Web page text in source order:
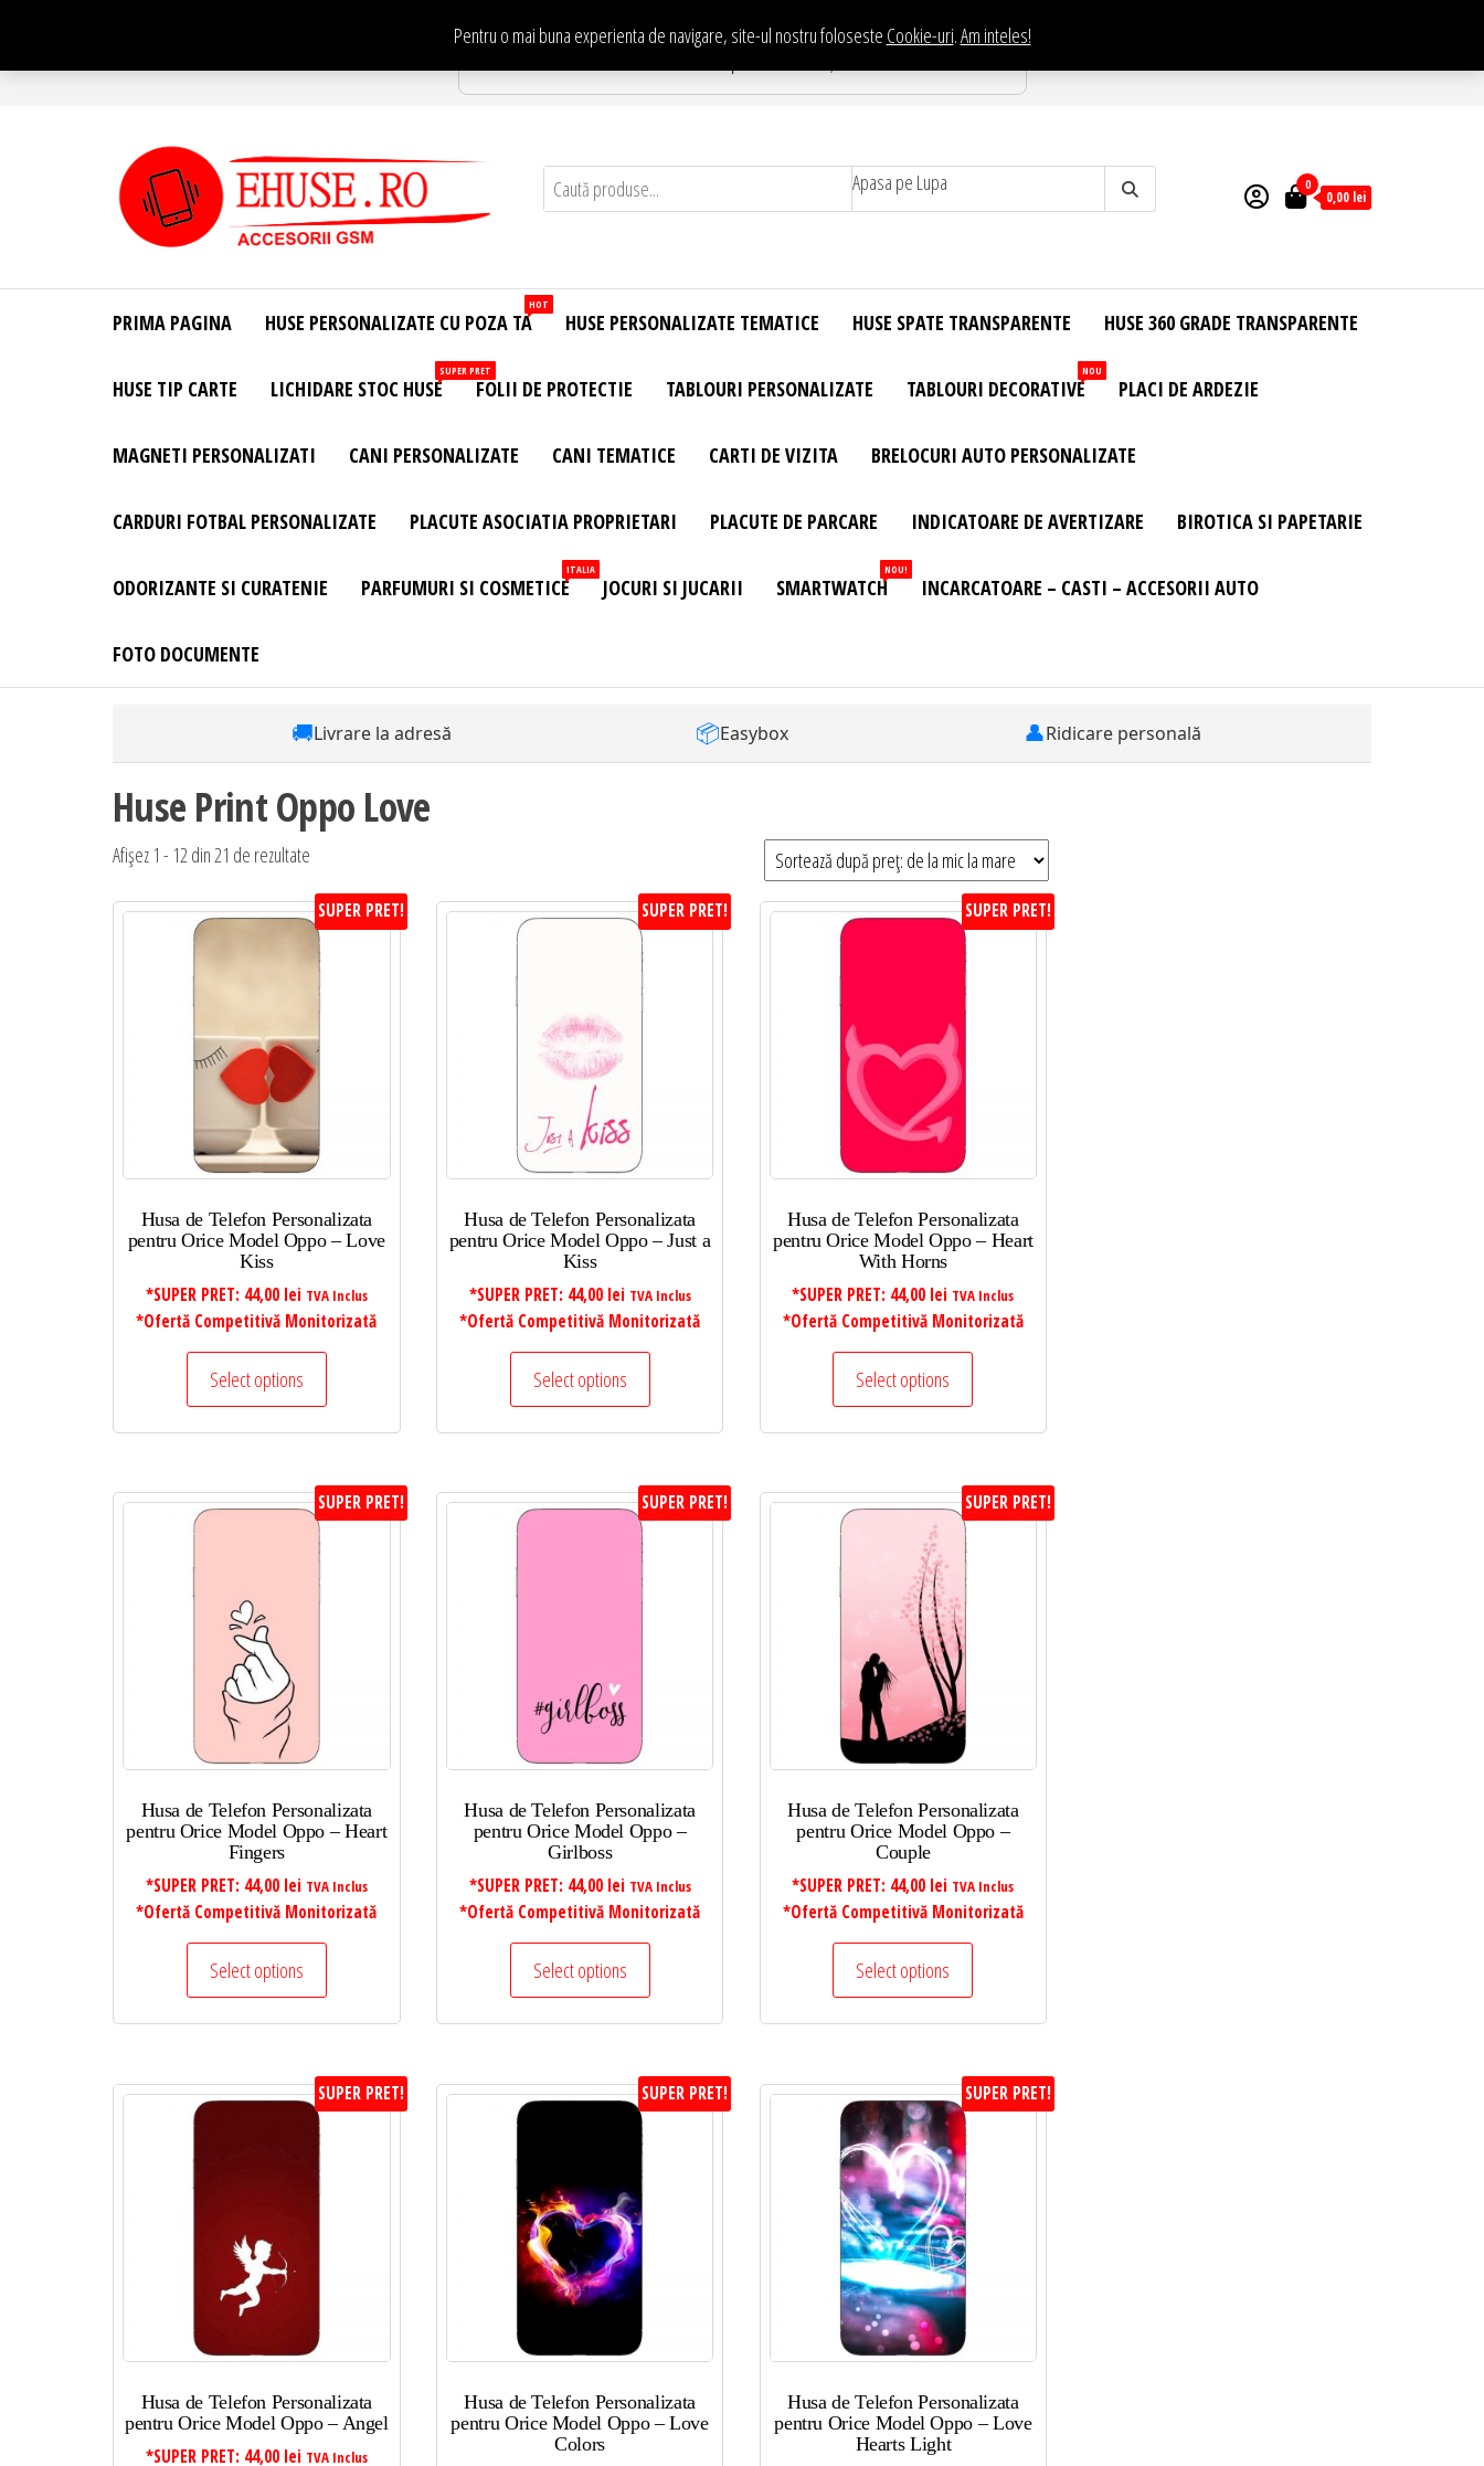
conținut
Pentru o mai buna experienta de navigare, site-ul nostru foloseste Cookie-uri.Am inteles!
Te asteptam in Showroom eHuse.ro
Site Oficial .
Huse
Personalizate
Huse
Personalizate
Telefon –
– Accesorii
Apasa pe Lupa 0
0,00 lei
PRIMA PAGINA HUSE PERSONALIZATE CU POZA TA
HOT
HUSE PERSONALIZATE TEMATICE HUSE SPATE TRANSPARENTE HUSE 360 GRADE TRANSPARENTE
HUSE TIP CARTE LICHIDARE STOC HUSE
SUPER PRET
FOLII DE PROTECTIE TABLOURI PERSONALIZATE TABLOURI DECORATIVE
NOU
PLACI DE ARDEZIE
MAGNETI PERSONALIZATI CANI PERSONALIZATE CANI TEMATICE CARTI DE VIZITA BRELOCURI AUTO PERSONALIZATE
CARDURI FOTBAL PERSONALIZATE PLACUTE ASOCIATIA PROPRIETARI PLACUTE DE PARCARE INDICATOARE DE AVERTIZARE BIROTICA SI PAPETARIE
ODORIZANTE SI CURATENIE PARFUMURI SI COSMETICE
ITALIA
JOCURI SI JUCARII SMARTWATCH
NOU!
INCARCATOARE – CASTI – ACCESORII AUTO
FOTO DOCUMENTE
🚚Livrare la adresă 📦Easybox 👤Ridicare personală
Huse Print Oppo Love
Afișez 1 - 12 din 21 de rezultate
preț:
de
la
mic
la
mare
SUPER PRET!
Husa de Telefon Personalizata
pentru Orice Model Oppo – Love
Kiss
*SUPER PRET: 44,00 lei TVA Inclus
*Ofertă Competitivă Monitorizată
Select options
SUPER PRET!
Husa de Telefon Personalizata
pentru Orice Model Oppo – Just a
Kiss
*SUPER PRET: 44,00 lei TVA Inclus
*Ofertă Competitivă Monitorizată
Select options
SUPER PRET!
Husa de Telefon Personalizata
pentru Orice Model Oppo – Heart
With Horns
*SUPER PRET: 44,00 lei TVA Inclus
*Ofertă Competitivă Monitorizată
Select options
SUPER PRET!
Husa de Telefon Personalizata
pentru Orice Model Oppo – Heart
Fingers
*SUPER PRET: 44,00 lei TVA Inclus
*Ofertă Competitivă Monitorizată
Select options
SUPER PRET!
Husa de Telefon Personalizata
pentru Orice Model Oppo –
Girlboss
*SUPER PRET: 44,00 lei TVA Inclus
*Ofertă Competitivă Monitorizată
Select options
SUPER PRET!
Husa de Telefon Personalizata
pentru Orice Model Oppo –
Couple
*SUPER PRET: 44,00 lei TVA Inclus
*Ofertă Competitivă Monitorizată
Select options
SUPER PRET!
Husa de Telefon Personalizata
pentru Orice Model Oppo – Angel
*SUPER PRET: 44,00 lei TVA Inclus
SUPER PRET!
Husa de Telefon Personalizata
pentru Orice Model Oppo – Love
Colors
SUPER PRET!
Husa de Telefon Personalizata
pentru Orice Model Oppo – Love
Hearts Light